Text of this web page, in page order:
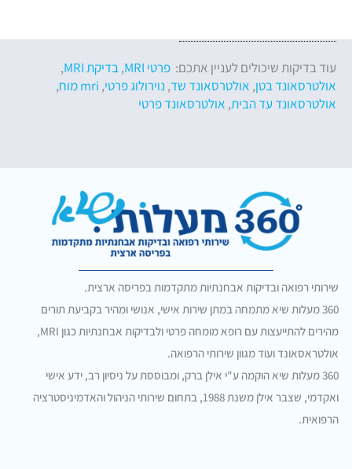
עוד בדיקות שיכולים לעניין אתכם: פרטי MRI ,בדיקת MRI
,
אולטרסאונד בטן, אולטרסאונד שד, נוירולוג פרטי, mri מוח
,
אולטרסאונד עד הבית, אולטרסאונד פרטי
שירותי רפואה ובדיקות אבחנתיות מתקדמות בפריסה ארצית.
360 מעלות שיא מתמחה במתן שירות אישי, אנושי ומהיר בקביעת תורים
מהירים להתייעצות עם רופא מומחה פרטי ולבדיקות אבחנתיות כגון MRI,
אולטראסאונד ועוד מגוון שירותי הרפואה.
360 מעלות שיא הוקמה ע"י אילן ברק, ומבוססת על ניסיון רב, ידע אישי
ואקדמי, שצבר אילן משנת 1988, בתחום שירותי הניהול והאדמיניסטרציה
הרפואית.